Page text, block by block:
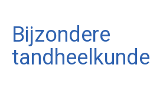
Bijzondere
tandheelkunde